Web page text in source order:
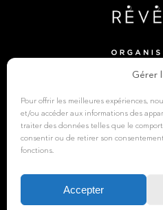
Gérer
Pour offrir les meilleures expériences,
et/ou accéder aux informations des
traiter des données telles que le
consentir ou de retirer son
fonctions.
Accepter